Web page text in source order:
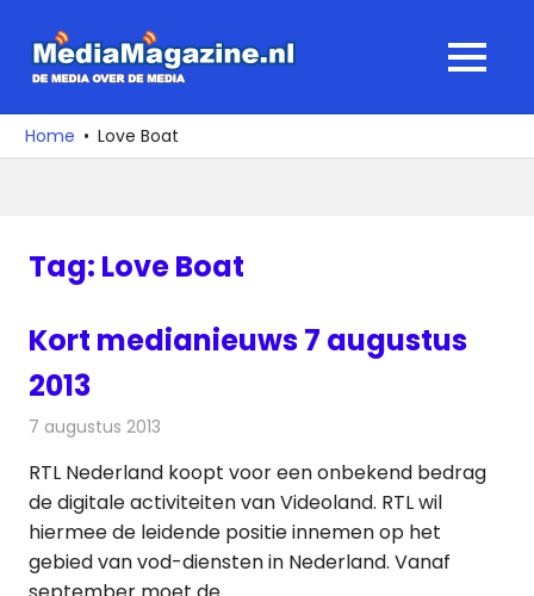
naar
media
over
MENU
Home Love Boat
Tag: Love Boat
Kort medianieuws 7 augustus
2013
7 augustus 2013
RTL Nederland koopt voor een onbekend bedrag
de digitale activiteiten van Videoland. RTL wil
hiermee de leidende positie innemen op het
gebied van vod-diensten in Nederland. Vanaf